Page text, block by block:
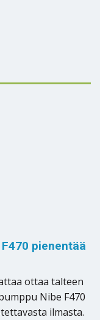
pienentää
ottaa talteen
Nibe F470
ilmasta.